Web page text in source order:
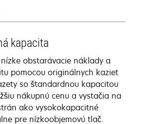
kapacita
obstarávacie náklady a
pomocou originálnych kaziet
so štandardnou kapacitou
nákupnú cenu a vystačia na
ako vysokokapacitné
pre nízkoobjemovú tlač.